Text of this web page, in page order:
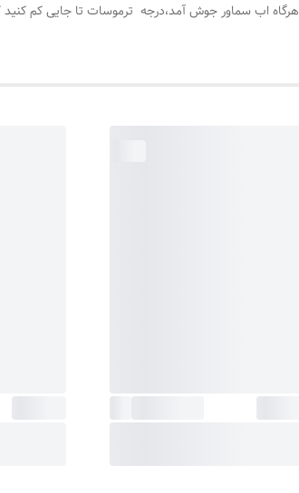
وقتی دوشاخه به برق زده شود ، سپس ترموسات را به جهت عقربه های ساعت بچرخانید روی درجه 110 هرگاه اب سماور جوش